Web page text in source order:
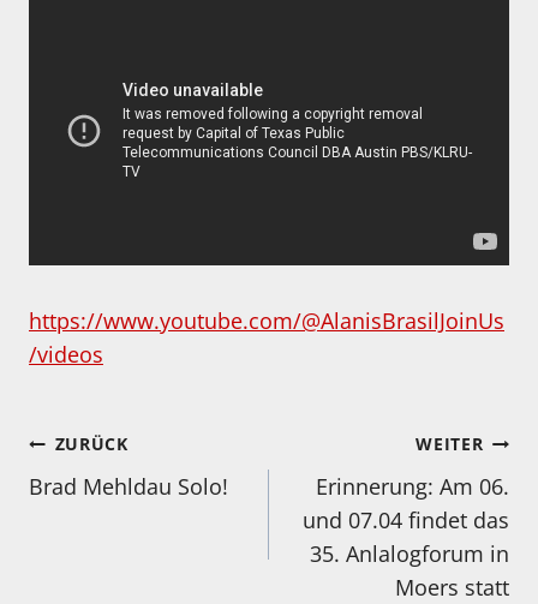
https://www.youtube.com/@AlanisBrasilJoinUs
/videos
Beitragsnavigation
ZURÜCK
Brad Mehldau Solo!
WEITER
Erinnerung: Am 06.
und 07.04 findet das
35. Anlalogforum in
Moers statt